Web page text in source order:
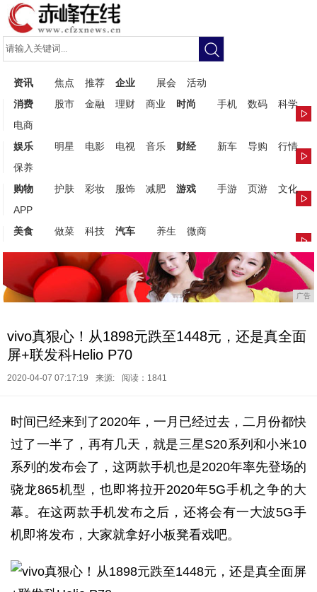
资讯 焦点 推荐 企业 展会
活动
消费
股市 金融 理财 商业 时尚 手机 数码
科学
电商
娱乐
明星 电影 电视 音乐 财经 新车 导购
行情
保养
购物
护肤 彩妆 服饰 减肥 游戏 手游 页游
文化
APP
美食
做菜 科技 汽车 养生 微商
广告
vivo真狠心！从1898元跌至1448元，还是真全面
屏+联发科Helio P70
2020-04-07 07:17:19 来源: 阅读：1841
时间已经来到了2020年，一月已经过去，二月份都快
过了一半了，再有几天，就是三星S20系列和小米10
系列的发布会了，这两款手机也是2020年率先登场的
骁龙865机型，也即将拉开2020年5G手机之争的大
幕。在这两款手机发布之后，还将会有一大波5G手
机即将发布，大家就拿好小板凳看戏吧。